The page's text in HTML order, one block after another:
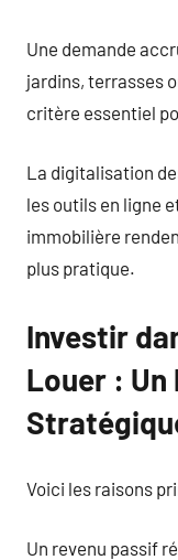
Une demande
jardins, terrasses
critère essentiel
La digitalisation
les outils en ligne
immobilière
plus pratique.
Investir
Louer : Un
Voici les raisons
Un revenu passif